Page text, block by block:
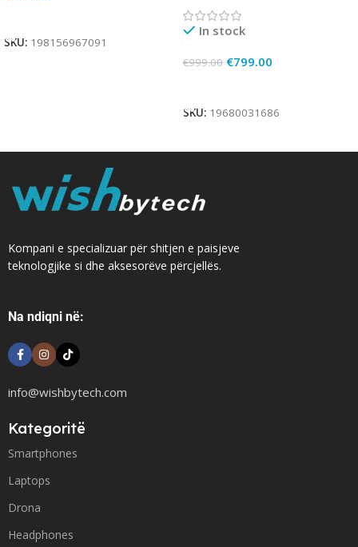
SKU: 198156967091
In stock
€999.00 €799.00
SKU: 19680031686
Kompani e specializuar për shitjen e paisjeve
teknologjike si dhe aksesorëve përcjellës.
Na ndiqni në:
info@wishbytech.com
Kategoritë
Smartphones
Laptops
Drona
Headphones